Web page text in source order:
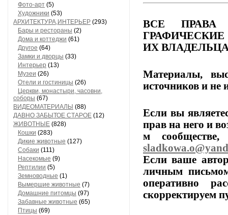
Фото-арт (5)
Художники (53)
АРХИТЕКТУРА,ИНТЕРЬЕР (293)
Бары и рестораны (2)
Дома и коттеджи (61)
Другое (64)
Замки и дворцы (33)
Интерьер (13)
Музеи (26)
Отели и гостиницы (26)
Церкви, монастыри, часовни,
соборы (67)
ВИДЕОМАТЕРИАЛЫ (88)
ДАВНО ЗАБЫТОЕ СТАРОЕ (12)
ЖИВОТНЫЕ (828)
Кошки (283)
Дикие животные (127)
Собаки (111)
Насекомые (9)
Рептилии (5)
Земноводные (1)
Вымершие животные (7)
Домашние питомцы (97)
Забавные животные (65)
Птицы (69)
ВСЕ ПРАВА
ГРАФИЧЕСКИЕ
ИХ
Материалы,
источников и не
Если вы
прав на него и
м сообществе,
Если ваше
личным
оперативно
скорректируем